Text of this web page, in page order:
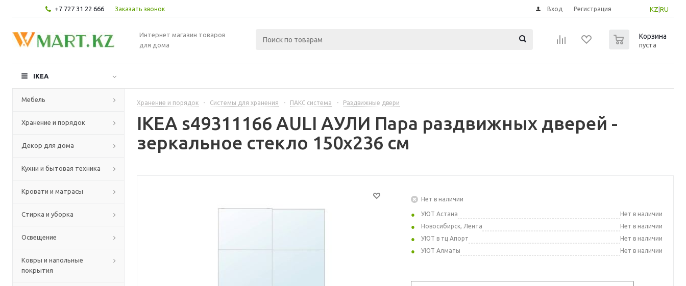
+7 727 31 22 666 Заказать звонок KZ RU
Вход Регистрация
Интернет магазин товаров
для дома
Корзина
пуста
IKEA
Мебель
Хранение и порядок
Декор для дома
Кухни и бытовая техника
Кровати и матрасы
Стирка и уборка
Освещение
Ковры и напольные
покрытия
Хранение и порядок - Системы для хранения - ПАКС система - Раздвижные двери
IKEA s49311166 AULI АУЛИ Пара раздвижных дверей -
зеркальное стекло 150x236 см
Нет в наличии
УЮТ Астана
Нет в наличии
Новосибирск, Лента
Нет в наличии
УЮТ в тц Апорт
Нет в наличии
УЮТ Алматы
Нет в наличии